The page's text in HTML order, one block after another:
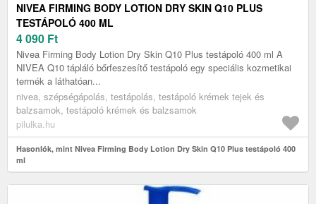
NIVEA FIRMING BODY LOTION DRY SKIN Q10 PLUS
TESTÁPOLÓ 400 ML
4 090 Ft
Nivea Firming Body Lotion Dry Skin Q10 Plus testápoló 400 ml A
NIVEA Q10 tápláló bőrfeszesítő testápoló egy speciális kozmetikai
termék a láthatóan...
nivea, szépségápolás, testápolás, testápoló krémek tejek és
balzsamok, testápoló krémek és balzsamok
pilulka.hu
Hasonlók, mint Nivea Firming Body Lotion Dry Skin Q10 Plus testápoló 400
ml